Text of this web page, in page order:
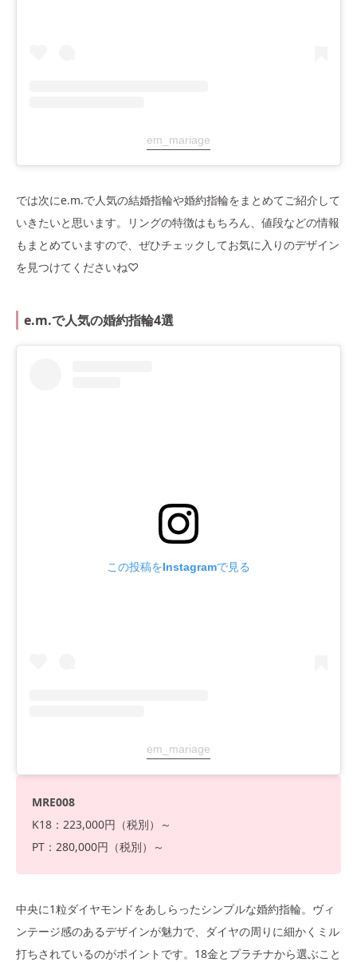
em_mariage
では次にe.m.で人気の結婚指輪や婚約指輪をまとめてご紹介して
いきたいと思います。リングの特徴はもちろん、値段などの情報
もまとめていますので、ぜひチェックしてお気に入りのデザイン
を見つけてくださいね♡
e.m.で人気の婚約指輪4選
この投稿をInstagramで見る
em_mariage
MRE008
K18：223,000円（税別）～
PT：280,000円（税別）～
中央に1粒ダイヤモンドをあしらったシンプルな婚約指輪。ヴィ
ンテージ感のあるデザインが魅力で、ダイヤの周りに細かくミル
打ちされているのがポイントです。18金とプラチナから選ぶこと